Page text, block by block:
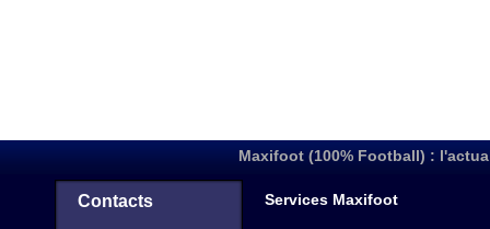
Maxifoot (100% Football) :
Contacts Services Maxifoot